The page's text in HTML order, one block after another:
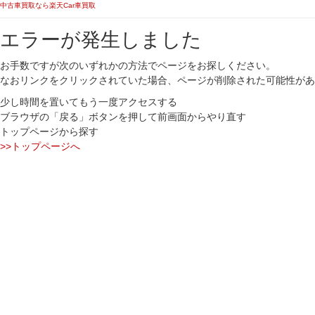
中古車買取なら楽天Car車買取
エラーが発生しました
お手数ですが次のいずれかの方法でページをお探しください。
なおリンクをクリックされていた場合、ページが削除された可能性が
少し時間を置いてもう一度アクセスする
ブラウザの「戻る」ボタンを押して前画面からやり直す
トップページから探す
>>トップページへ